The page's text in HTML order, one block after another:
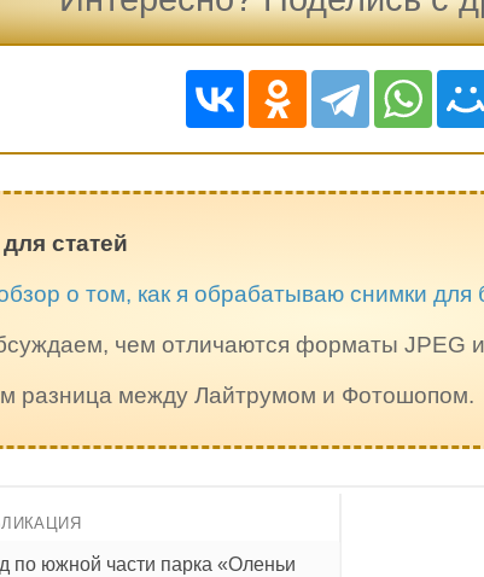
статей
о том, как я обрабатываю снимки для
чем отличаются форматы JPEG и
разница между Лайтрумом и Фотошопом.
по южной части парка «Оленьи